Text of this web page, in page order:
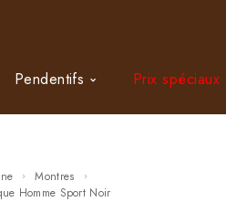
Pendentifs Prix spéciaux
Montres
Homme Sport Noir